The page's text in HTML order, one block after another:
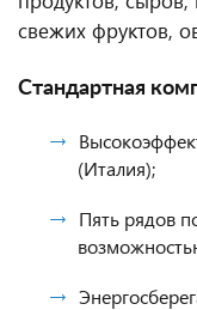
свежих фруктов,
Стандартная
(Италия);
Пять рядов